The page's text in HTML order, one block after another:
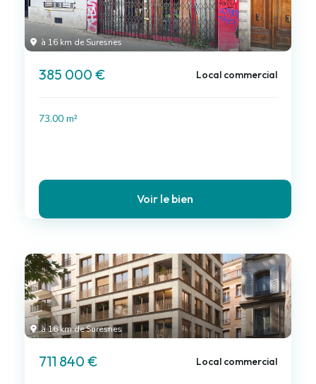
à 16 km de Suresnes
385 000 € Local commercial
73.00 m²
Voir le bien
à 16 km de Suresnes
711 840 € Local commercial